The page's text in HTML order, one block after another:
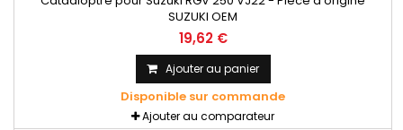
SUZUKI OEM
19,62 €
Ajouter au panier
Disponible sur commande
Ajouter au comparateur